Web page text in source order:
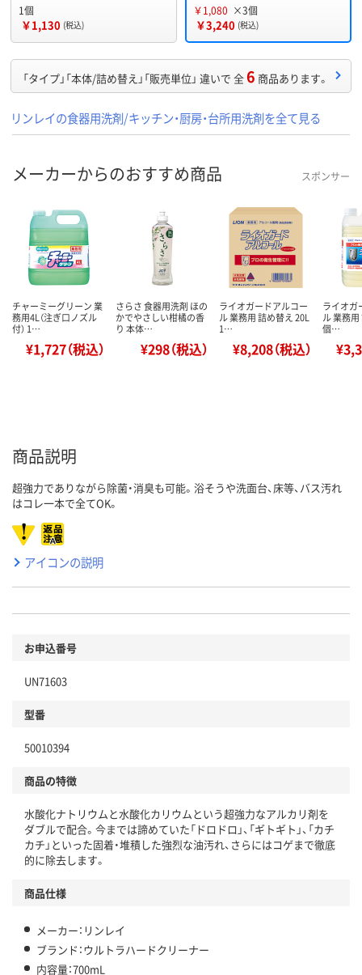
1個
￥1,130 (税込)
￥1,080 ×3個
￥3,240 (税込)
「タイプ」「本体/詰め替え」「販売単位」 違いで 全6 商品あります。
リンレイの食器用洗剤/キッチン・厨房・台所用洗剤を全て見る
メーカーからのおすすめ商品 スポンサー
チャーミーグリーン 業
務用4L（注ぎ口ノズル
付） 1…
¥1,727（税込）
さらさ 食器用洗剤 ほの
かでやさしい柑橘の香
り 本体…
¥298（税込）
ライオガードアルコー
ル 業務用 詰め替え 20L
1…
¥8,208（税込）
ライオガ
ル 業務
個…
商品説明
超強力でありながら除菌・消臭も可能。浴そうや洗面台、床等、バス汚れ
はコレ一本で全てOK。
アイコンの説明
お申込番号
UN71603
型番
50010394
商品の特徴
水酸化ナトリウムと水酸化カリウムという超強力なアルカリ剤を
ダブルで配合。今までは諦めていた「ドロドロ」、「ギトギト」、「カチ
カチ」といった固着・堆積した強烈な油汚れ、さらにはコゲまで徹底
的に除去します。
商品仕様
メーカー：リンレイ
ブランド：ウルトラハードクリーナー
内容量：700mL